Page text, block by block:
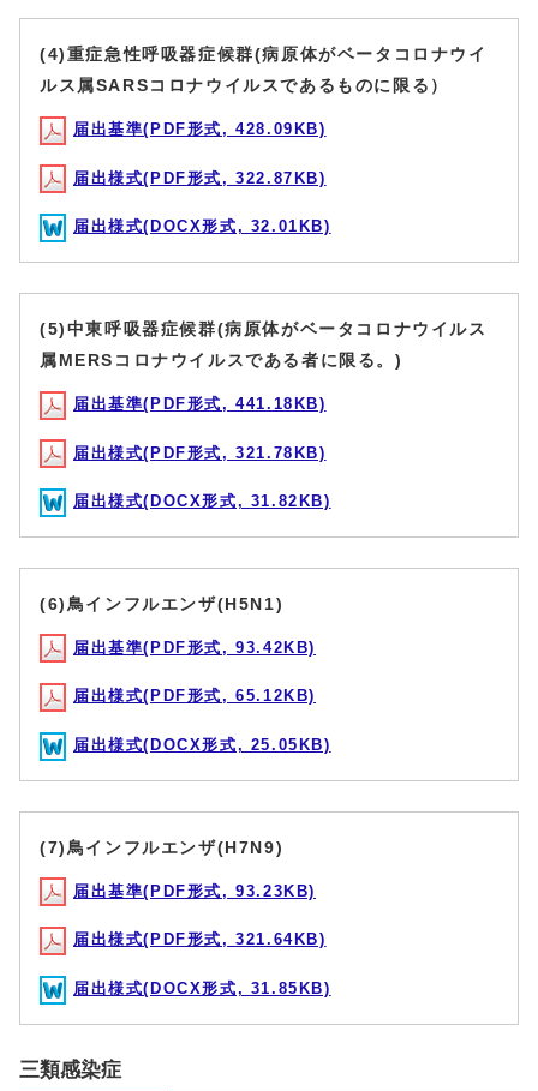
(4)重症急性呼吸器症候群(病原体がベータコロナウイ
ルス属SARSコロナウイルスであるものに限る）
届出基準(PDF形式, 428.09KB)
届出様式(PDF形式, 322.87KB)
届出様式(DOCX形式, 32.01KB)
(5)中東呼吸器症候群(病原体がベータコロナウイルス
属MERSコロナウイルスである者に限る。)
届出基準(PDF形式, 441.18KB)
届出様式(PDF形式, 321.78KB)
届出様式(DOCX形式, 31.82KB)
(6)鳥インフルエンザ(H5N1)
届出基準(PDF形式, 93.42KB)
届出様式(PDF形式, 65.12KB)
届出様式(DOCX形式, 25.05KB)
(7)鳥インフルエンザ(H7N9)
届出基準(PDF形式, 93.23KB)
届出様式(PDF形式, 321.64KB)
届出様式(DOCX形式, 31.85KB)
三類感染症